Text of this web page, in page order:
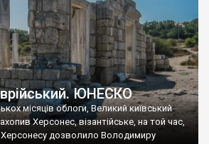
ЮНЕСКО
місяців облоги, Великий київський
Херсонес, візантійське, на той час,
Херсонесу дозволило Володимиру